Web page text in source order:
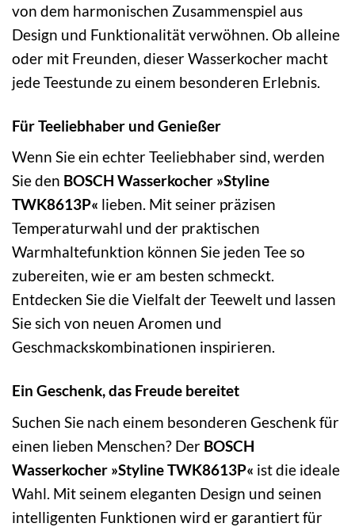
von dem harmonischen Zusammenspiel aus
Design und Funktionalität verwöhnen. Ob alleine
oder mit Freunden, dieser Wasserkocher macht
jede Teestunde zu einem besonderen Erlebnis.
Für Teeliebhaber und Genießer
Wenn Sie ein echter Teeliebhaber sind, werden
Sie den BOSCH Wasserkocher »Styline
TWK8613P« lieben. Mit seiner präzisen
Temperaturwahl und der praktischen
Warmhaltefunktion können Sie jeden Tee so
zubereiten, wie er am besten schmeckt.
Entdecken Sie die Vielfalt der Teewelt und lassen
Sie sich von neuen Aromen und
Geschmackskombinationen inspirieren.
Ein Geschenk, das Freude bereitet
Suchen Sie nach einem besonderen Geschenk für
einen lieben Menschen? Der BOSCH
Wasserkocher »Styline TWK8613P« ist die ideale
Wahl. Mit seinem eleganten Design und seinen
intelligenten Funktionen wird er garantiert für